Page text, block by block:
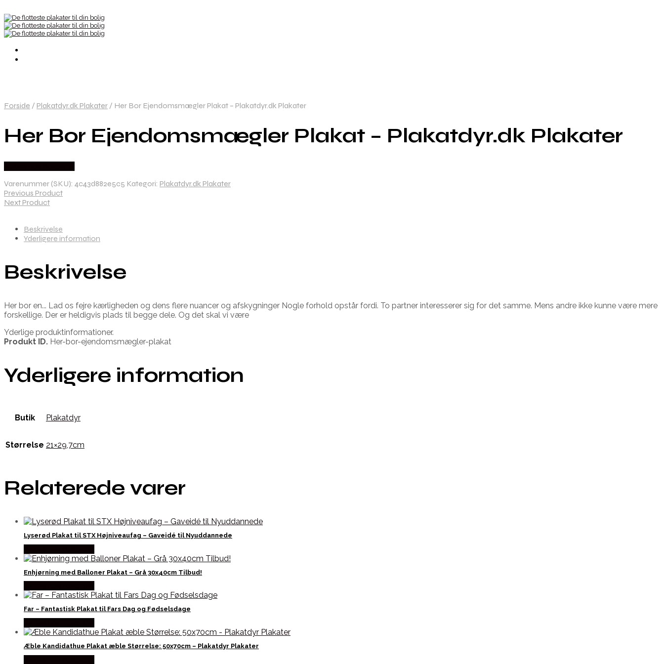
Forside / Plakatdyr.dk Plakater / Her Bor Ejendomsmægler Plakat – Plakatdyr.dk Plakater
Her Bor Ejendomsmægler Plakat – Plakatdyr.dk Plakater
Varenummer (SKU): 4c43d882e5c5 Kategori: Plakatdyr.dk Plakater
Previous Product
Next Product
Beskrivelse
Yderligere information
Beskrivelse
Her bor en... Lad os fejre kærligheden og dens flere nuancer og afskygninger Nogle forhold opstår fordi. To partner interesserer sig for det samme. Mens andre ikke kunne være mere
forskellige. Der er heldigvis plads til begge dele. Og det skal vi være
Yderlige produktinformationer.
Produkt ID. Her-bor-ejendomsmægler-plakat
Yderligere information
Butik Plakatdyr
Størrelse 21×29,7cm
Relaterede varer
Lyserød Plakat til STX Højniveaufag – Gaveidé til Nyuddannede
Enhjørning med Balloner Plakat – Grå 30x40cm Tilbud!
Far – Fantastisk Plakat til Fars Dag og Fødselsdage
Æble Kandidathue Plakat æble Størrelse: 50x70cm – Plakatdyr Plakater